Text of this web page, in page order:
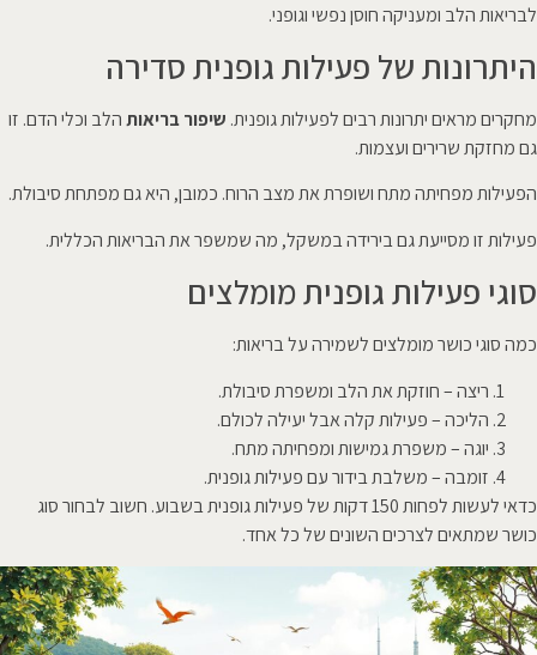
לבריאות הלב ומעניקה חוסן נפשי וגופני.
היתרונות של פעילות גופנית סדירה
מחקרים מראים יתרונות רבים לפעילות גופנית. שיפור בריאותהלב וכלי הדם. זו
גם מחזקת שרירים ועצמות.
הפעילות מפחיתה מתח ושופרת את מצב הרוח. כמובן, היא גם מפתחת סיבולת.
פעילות זו מסייעת גם בירידה במשקל, מה שמשפר את הבריאות הכללית.
סוגי פעילות גופנית מומלצים
כמה סוגי כושר מומלצים לשמירה על בריאות:
ריצה – חוזקת את הלב ומשפרת סיבולת.
הליכה – פעילות קלה אבל יעילה לכולם.
יוגה – משפרת גמישות ומפחיתה מתח.
זומבה – משלבת בידור עם פעילות גופנית.
כדאי לעשות לפחות 150 דקות של פעילות גופנית בשבוע. חשוב לבחור סוג
כושר שמתאים לצרכים השונים של כל אחד.